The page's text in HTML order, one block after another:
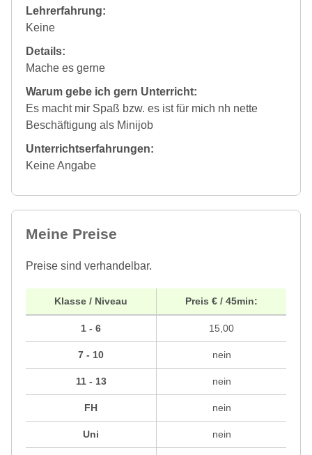
Lehrerfahrung:
Keine
Details:
Mache es gerne
Warum gebe ich gern Unterricht:
Es macht mir Spaß bzw. es ist für mich nh nette
Beschäftigung als Minijob
Unterrichtserfahrungen:
Keine Angabe
Meine Preise
Preise sind verhandelbar.
Klasse / Niveau
1 - 6
7 - 10
11 - 13
FH
Uni
Preis € / 45min:
15,00
nein
nein
nein
nein